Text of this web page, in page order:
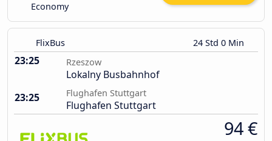
Economy
FlixBus 24 Std 0 Min
23:25 Rzeszow
Lokalny Busbahnhof
23:25
Flughafen Stuttgart
Flughafen Stuttgart
94 €